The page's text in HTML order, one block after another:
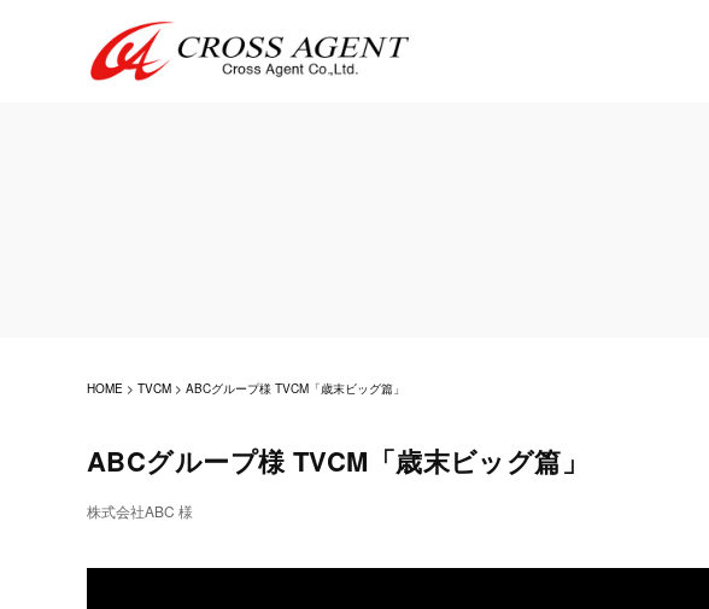
HOME > TVCM > ABCグループ様 TVCM「歳末ビッグ篇」
ABCグループ様 TVCM「歳末ビッグ篇」
株式会社ABC 様